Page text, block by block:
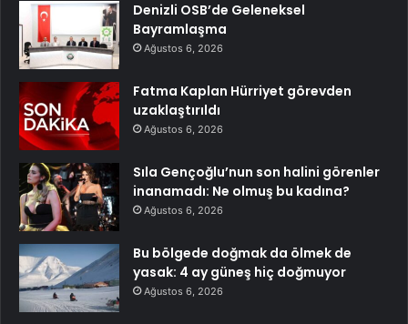
Denizli OSB’de Geleneksel
Bayramlaşma
Ağustos 6, 2026
Fatma Kaplan Hürriyet görevden
uzaklaştırıldı
Ağustos 6, 2026
Sıla Gençoğlu’nun son halini görenler
inanamadı: Ne olmuş bu kadına?
Ağustos 6, 2026
Bu bölgede doğmak da ölmek de
yasak: 4 ay güneş hiç doğmuyor
Ağustos 6, 2026